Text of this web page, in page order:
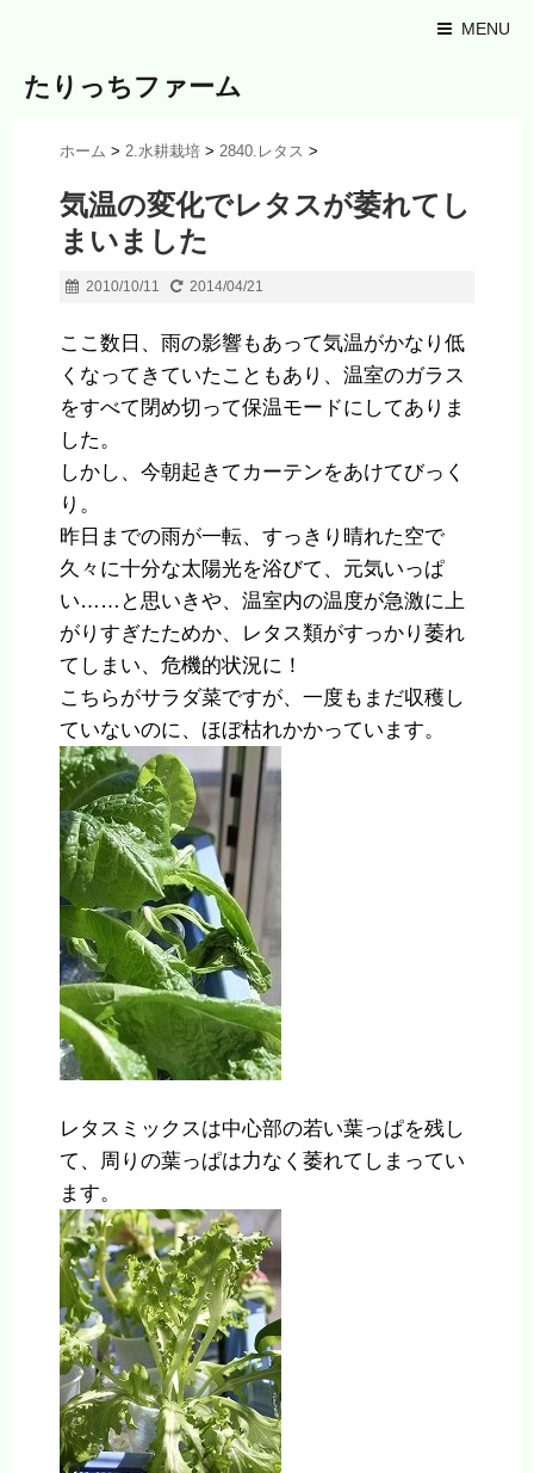
MENU
たりっちファーム
ホーム > 2.水耕栽培 > 2840.レタス >
気温の変化でレタスが萎れてし
まいました
2010/10/11 2014/04/21
ここ数日、雨の影響もあって気温がかなり低
くなってきていたこともあり、温室のガラス
をすべて閉め切って保温モードにしてありま
した。
しかし、今朝起きてカーテンをあけてびっく
り。
昨日までの雨が一転、すっきり晴れた空で
久々に十分な太陽光を浴びて、元気いっぱ
い……と思いきや、温室内の温度が急激に上
がりすぎたためか、レタス類がすっかり萎れ
てしまい、危機的状況に！
こちらがサラダ菜ですが、一度もまだ収穫し
ていないのに、ほぼ枯れかかっています。
レタスミックスは中心部の若い葉っぱを残し
て、周りの葉っぱは力なく萎れてしまってい
ます。